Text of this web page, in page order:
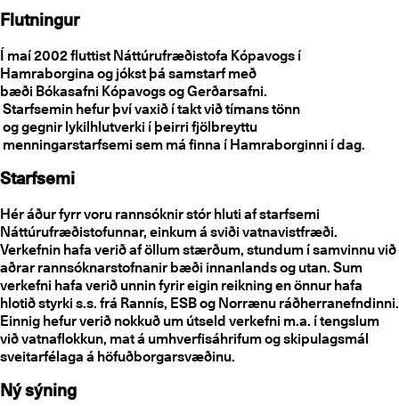
Flutningur
Í maí 2002 fluttist Náttúrufræðistofa Kópavogs í
Hamraborgina og jókst þá samstarf með
bæði Bókasafni Kópavogs og Gerðarsafni.
Starfsemin hefur því vaxið í takt við tímans tönn
og gegnir lykilhlutverki í þeirri fjölbreyttu
menningarstarfsemi sem má finna í Hamraborginni í dag.
Starfsemi
Hér áður fyrr voru rannsóknir stór hluti af starfsemi
Náttúrufræðistofunnar, einkum á sviði vatnavistfræði.
Verkefnin hafa verið af öllum stærðum, stundum í samvinnu við
aðrar rannsóknarstofnanir bæði innanlands og utan. Sum
verkefni hafa verið unnin fyrir eigin reikning en önnur hafa
hlotið styrki s.s. frá Rannís, ESB og Norrænu ráðherranefndinni.
Einnig hefur verið nokkuð um útseld verkefni m.a. í tengslum
við vatnaflokkun, mat á umhverfisáhrifum og skipulagsmál
sveitarfélaga á höfuðborgarsvæðinu.
Ný sýning